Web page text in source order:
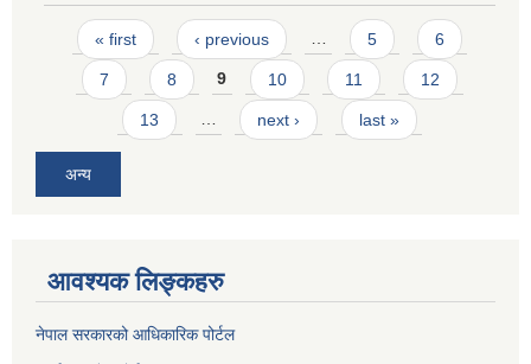
Pages
« first ‹ previous … 5 6
7 8 9 10 11 12
13 … next › last »
अन्य
आवश्यक लिङ्कहरु
नेपाल सरकारको आधिकारिक पोर्टल